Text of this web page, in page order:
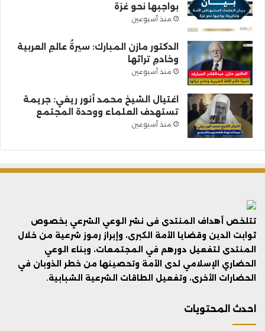
بواجبها نحو غزة
منذ أسبوعين
الدكتور مازن المبارك: سيرةُ عالمِ العربية
وخادمِ تراثها
منذ أسبوعين
اغتيال الشيخ محمد أنور ريغي: جريمة
تستهدف العلماء ووحدة المجتمع
منذ أسبوعين
تتلخص أهداف المنتدى فى نشر الوعي الشرعي بخصوص
ثوابت الدين وقضايا الأمة الكبرى، وإبراز رموز شرعية من خلال
المنتدى لتفعيل دورهم في المجتمعات، وبناء الوعي
الحضاري الإسلامي لدى الأمة وتحصينها من خطر الذوبان في
الحضارات الأخرى، وتفعيل الطاقات الشرعية الشبابية.
احدث المحتويات